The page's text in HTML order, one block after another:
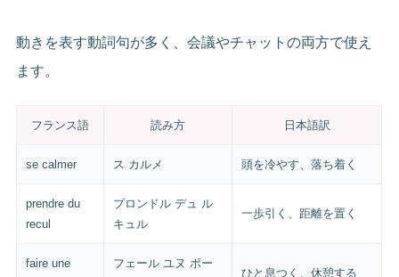
動きを表す動詞句が多く、会議やチャットの両方で使え
ます。
フランス語 読み方 日本語訳
se calmer ス カルメ 頭を冷やす、落ち着く
prendre du
recul
プロンドル デュ ル
キュル
一歩引く、距離を置く
faire une
フェール ユヌ ポー
ひと息つく、休憩する